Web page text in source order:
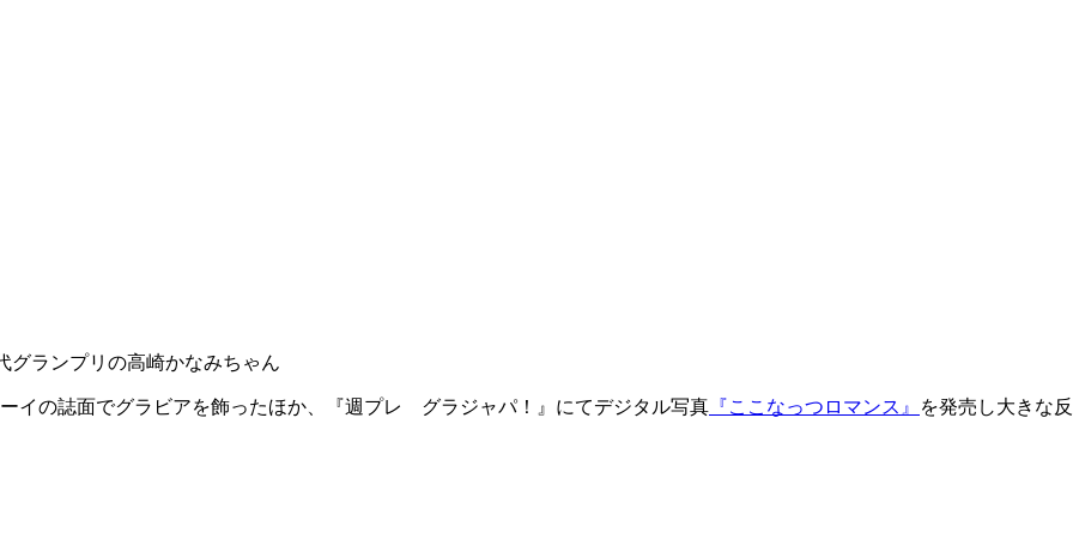
グランプリの高崎かなみちゃん
イの誌面でグラビアを飾ったほか、『週プレ グラジャパ！』にてデジタル写真 『ここなっつロマンス』 を発売し大きな反